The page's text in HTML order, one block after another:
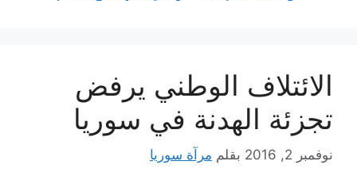
الائتلاف الوطني يرفض
تجزئة الهدنة في سوريا
نوفمبر 2, 2016 بقلم مرآة سوريا